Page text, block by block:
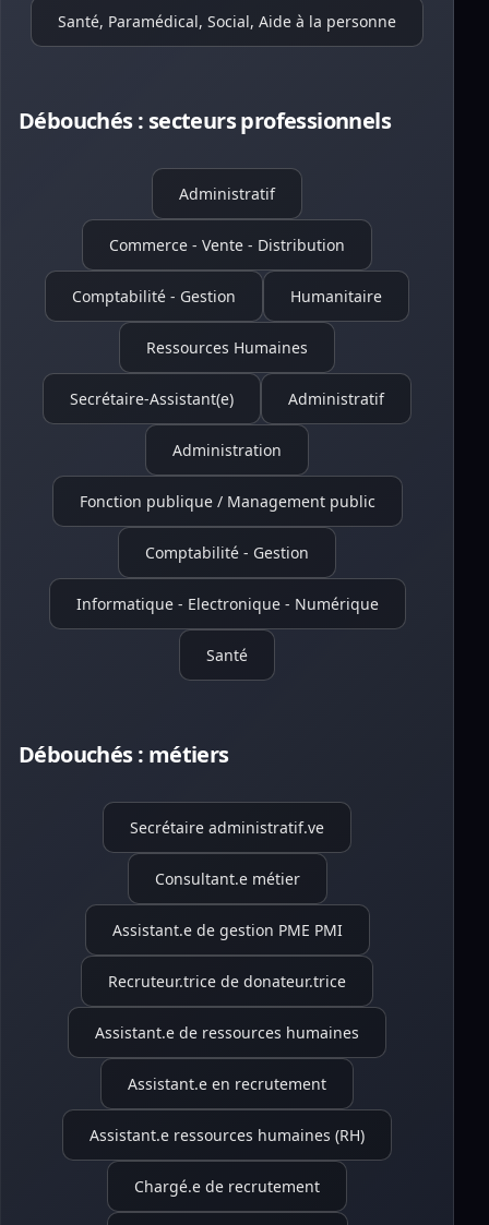
Santé, Paramédical, Social, Aide à la personne
Débouchés : secteurs professionnels
Administratif
Commerce - Vente - Distribution
Comptabilité - Gestion Humanitaire
Ressources Humaines
Secrétaire-Assistant(e) Administratif
Administration
Fonction publique / Management public
Comptabilité - Gestion
Informatique - Electronique - Numérique
Santé
Débouchés : métiers
Secrétaire administratif.ve
Consultant.e métier
Assistant.e de gestion PME PMI
Recruteur.trice de donateur.trice
Assistant.e de ressources humaines
Assistant.e en recrutement
Assistant.e ressources humaines (RH)
Chargé.e de recrutement